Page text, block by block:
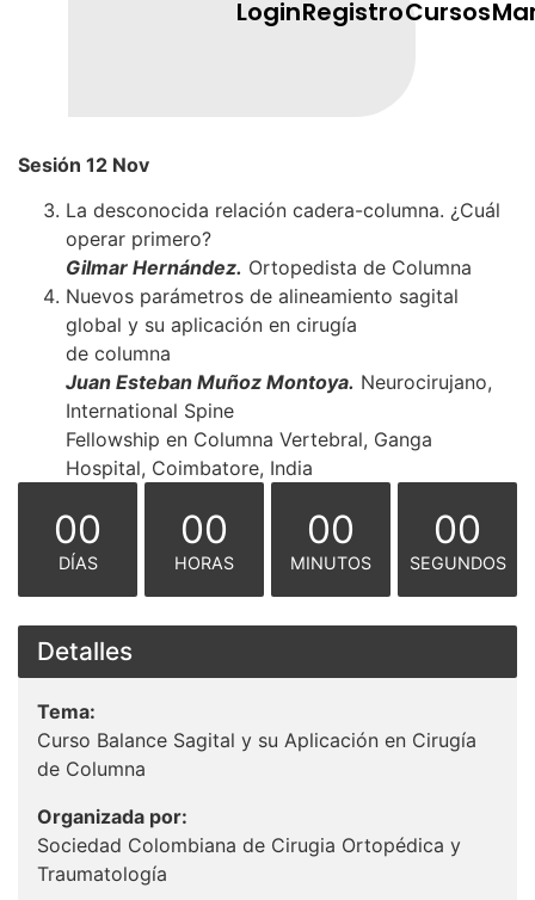
LoginRegistroCursos
Sesión 12 Nov
La desconocida relación cadera-columna. ¿Cuál
operar primero?
Gilmar Hernández. Ortopedista de Columna
Nuevos parámetros de alineamiento sagital
global y su aplicación en cirugía
de columna
Juan Esteban Muñoz Montoya. Neurocirujano,
International Spine
Fellowship en Columna Vertebral, Ganga
Hospital, Coimbatore, India
00
DÍAS
00
HORAS
00
MINUTOS
00
SEGUNDOS
Detalles
Tema:
Curso Balance Sagital y su Aplicación en Cirugía
de Columna
Organizada por:
Sociedad Colombiana de Cirugia Ortopédica y
Traumatología